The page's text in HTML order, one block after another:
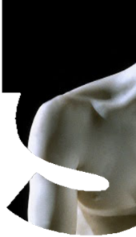
anatomia trabalhado
XIX e integra uma
diversas, produzidos